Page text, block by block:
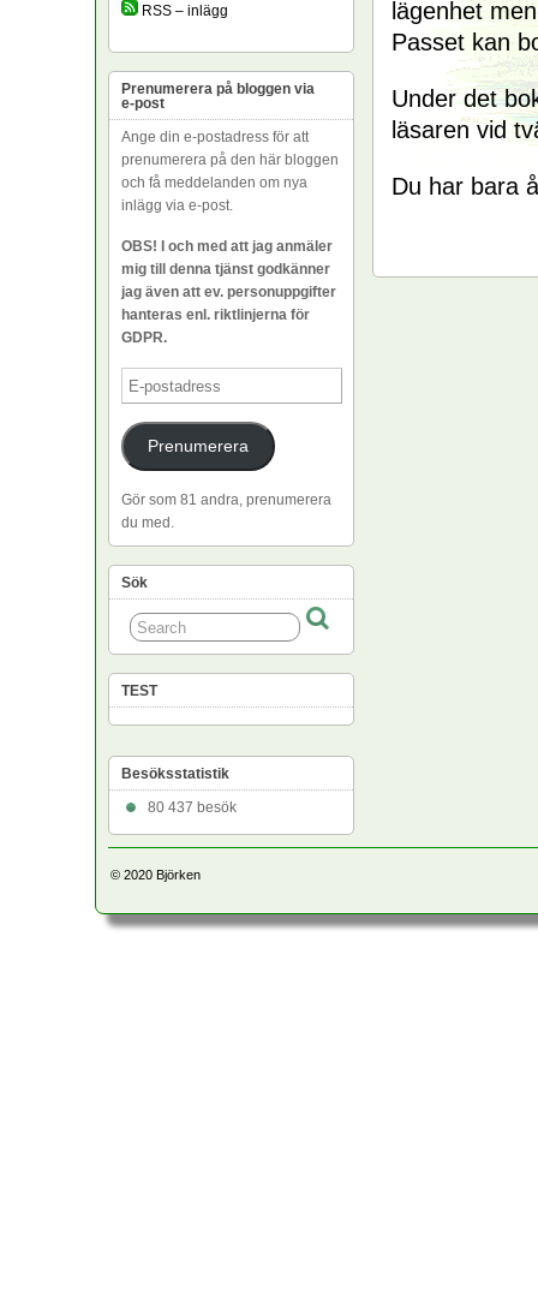
lägenhet
Passet kan
Under det
läsaren vid
Du har bara
RSS – inlägg
Prenumerera på bloggen via
e-post
Ange din e-postadress för att
prenumerera på den här bloggen
och få meddelanden om nya
inlägg via e-post.
OBS! I och med att jag anmäler
mig till denna tjänst godkänner
jag även att ev. personuppgifter
hanteras enl. riktlinjerna för
GDPR.
E-
postadress
Prenumerera
Gör som 81 andra, prenumerera
du med.
Sök
TEST
Besöksstatistik
80 437 besök
© 2020 Björken